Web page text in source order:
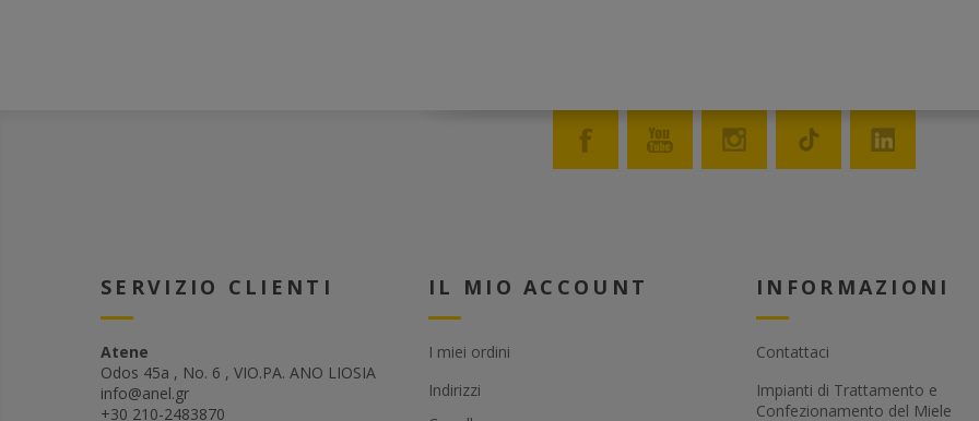
SERVIZIO CLIENTI
Atene
Odos 45a , No. 6 , VIO.PA. ANO LIOSIA
info@anel.gr
+30 210-2483870
IL MIO ACCOUNT
I miei ordini
Indirizzi
INFORMAZIONI
Contattaci
Impianti di Trattamento e
Confezionamento del Miele